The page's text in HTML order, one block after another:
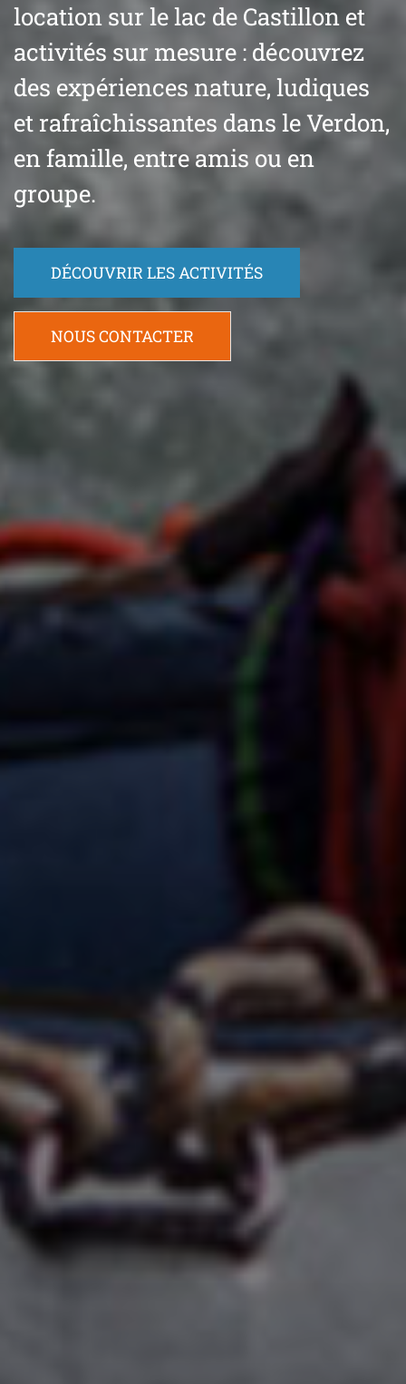
location sur le lac de Castillon et
activités sur mesure : découvrez
des expériences nature, ludiques
et rafraîchissantes dans le Verdon,
en famille, entre amis ou en
groupe.
DÉCOUVRIR LES ACTIVITÉS
NOUS CONTACTER